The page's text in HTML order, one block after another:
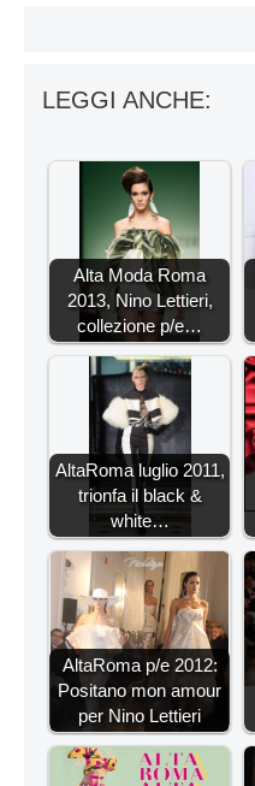
LEGGI ANCHE:
Alta Moda Roma
2013, Nino Lettieri,
collezione p/e…
AltaRoma luglio 2011,
trionfa il black &
white…
AltaRoma p/e 2012:
Positano mon amour
per Nino Lettieri